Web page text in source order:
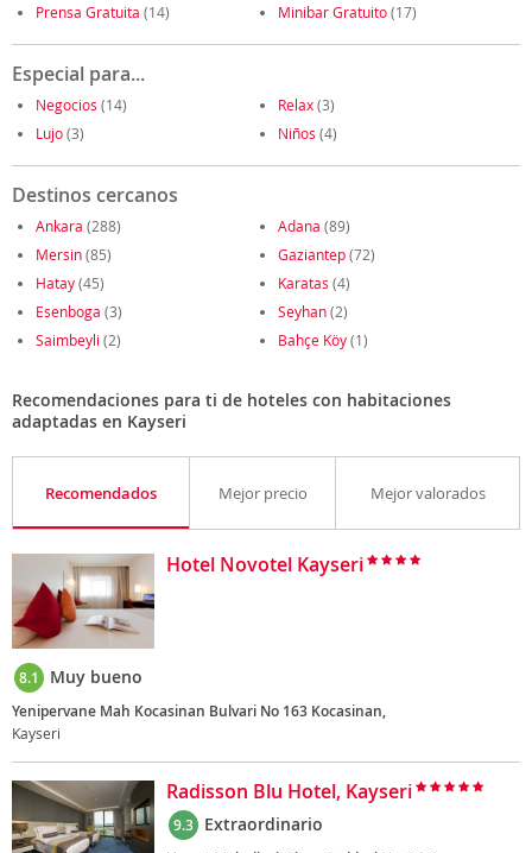
Prensa Gratuita (14) Minibar Gratuito(17)
Especial para...
Negocios (14) Relax(3)
Lujo(3) Niños (4)
Destinos cercanos
Ankara (288) Adana (89)
Mersin(85) Gaziantep(72)
Hatay(45) Karatas (4)
Esenboga (3) Seyhan(2)
Saimbeyli (2) Bahçe Köy(1)
Recomendaciones para ti de hoteles con habitaciones
adaptadas en Kayseri
Recomendados Mejor precio Mejor valorados
Hotel Novotel Kayseri
8.1 Muy bueno
Yenipervane Mah Kocasinan Bulvari No 163 Kocasinan,
Kayseri
Radisson Blu Hotel, Kayseri
9.3 Extraordinario